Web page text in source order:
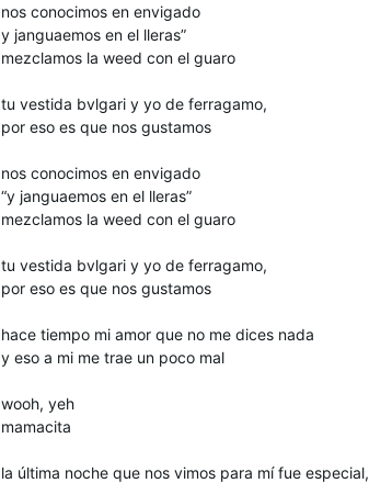
nos conocimos en envigado
y janguaemos en el lleras”
mezclamos la weed con el guaro
tu vestida bvlgari y yo de ferragamo,
por eso es que nos gustamos
nos conocimos en envigado
“y janguaemos en el lleras”
mezclamos la weed con el guaro
tu vestida bvlgari y yo de ferragamo,
por eso es que nos gustamos
hace tiempo mi amor que no me dices nada
y eso a mi me trae un poco mal
wooh, yeh
mamacita
la última noche que nos vimos para mí fue especial,